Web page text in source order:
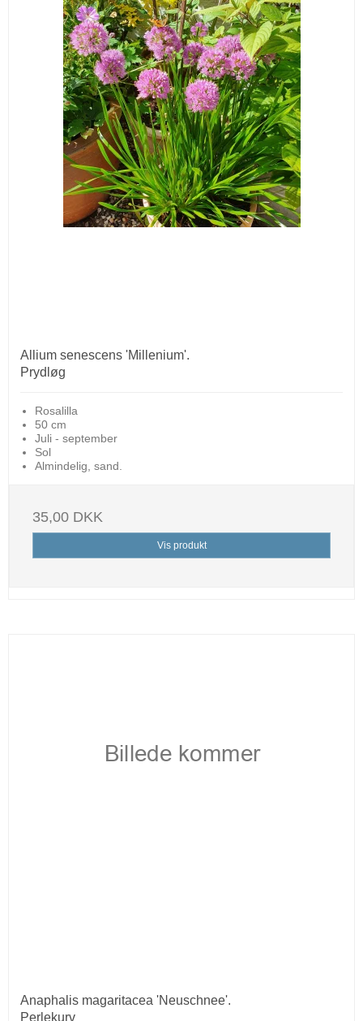
Allium senescens 'Millenium'.
Prydløg
Rosalilla
50 cm
Juli - september
Sol
Almindelig, sand.
35,00 DKK
Vis produkt
Anaphalis magaritacea 'Neuschnee'.
Perlekurv